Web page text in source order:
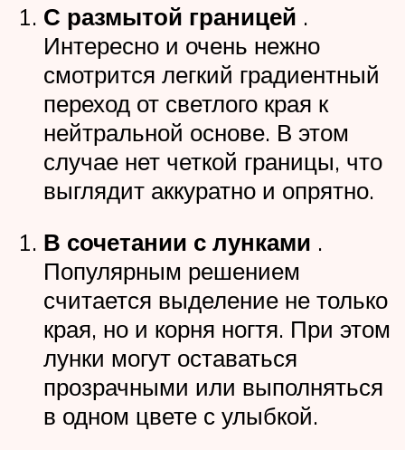
С размытой границей .
Интересно и очень нежно
смотрится легкий градиентный
переход от светлого края к
нейтральной основе. В этом
случае нет четкой границы, что
выглядит аккуратно и опрятно.
В сочетании с лунками .
Популярным решением
считается выделение не только
края, но и корня ногтя. При этом
лунки могут оставаться
прозрачными или выполняться
в одном цвете с улыбкой.